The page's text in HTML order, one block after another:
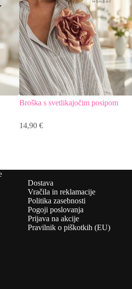
Broška s svetlikajočim posipom
14,90 €
Dostava
Vračila in reklamacije
Politika zasebnosti
Pogoji poslovanja
Prijava na akcije
Pravilnik o piškotkih (EU)